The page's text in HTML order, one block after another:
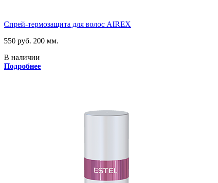
Спрей-термозащита для волос AIREX
550 руб. 200 мм.
В наличии
Подробнее